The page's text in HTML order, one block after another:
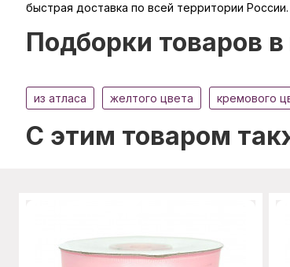
быстрая доставка по всей территории России.
Подборки товаров в
из атласа желтого цвета кремового
C этим товаром